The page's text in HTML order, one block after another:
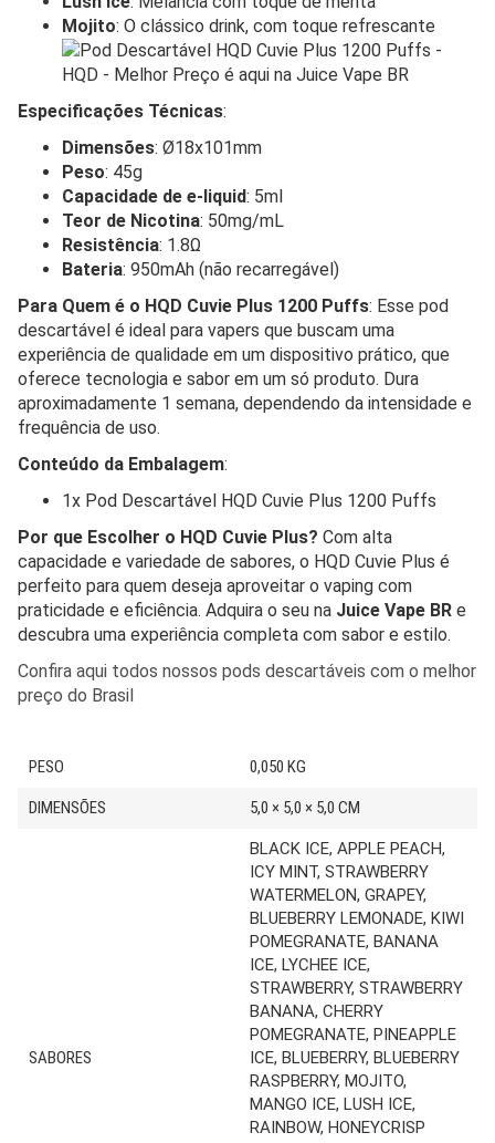
Mojito: O clássico drink, com toque refrescante
Especificações Técnicas:
Dimensões: Ø18x101mm
Peso: 45g
Capacidade de e-liquid: 5ml
Teor de Nicotina: 50mg/mL
Resistência: 1.8Ω
Bateria: 950mAh (não recarregável)
Para Quem é o HQD Cuvie Plus 1200 Puffs: Esse pod
descartável é ideal para vapers que buscam uma
experiência de qualidade em um dispositivo prático, que
oferece tecnologia e sabor em um só produto. Dura
aproximadamente 1 semana, dependendo da intensidade e
frequência de uso.
Conteúdo da Embalagem:
1x Pod Descartável HQD Cuvie Plus 1200 Puffs
Por que Escolher o HQD Cuvie Plus? Com alta
capacidade e variedade de sabores, o HQD Cuvie Plus é
perfeito para quem deseja aproveitar o vaping com
praticidade e eficiência. Adquira o seu na Juice Vape BR e
descubra uma experiência completa com sabor e estilo.
Confira aqui todos nossos pods descartáveis com o melhor
preço do Brasil
PESO 0,050 KG
DIMENSÕES 5,0 × 5,0 × 5,0 CM
SABORES
BLACK ICE, APPLE PEACH,
ICY MINT, STRAWBERRY
WATERMELON, GRAPEY,
BLUEBERRY LEMONADE, KIWI
POMEGRANATE, BANANA
ICE, LYCHEE ICE,
STRAWBERRY, STRAWBERRY
BANANA, CHERRY
POMEGRANATE, PINEAPPLE
ICE, BLUEBERRY, BLUEBERRY
RASPBERRY, MOJITO,
MANGO ICE, LUSH ICE,
RAINBOW, HONEYCRISP